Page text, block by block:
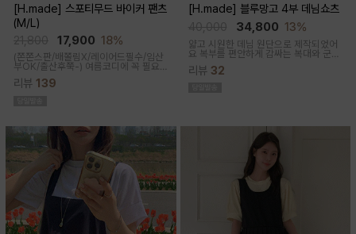
[H.made] 스포티무드 바이커 팬츠
(M/L)
17,900 18%
(쫀쫀스판/배쫄림X/레이어드필수/임산
부OK/출산후쭉-) 여름코디에 꼭 필요
츠!쫀쫀한 다리라인과 배부분은 부드럽
리뷰 139
[H.made] 블루망고 4부 데님쇼츠
34,800 13%
얇고 시원한 데님 원단으로 제작되었어
요 복부를 편안하게 감싸는 복대와 군살
스티치로 실용성과 포인트를 더했어요
리뷰 32